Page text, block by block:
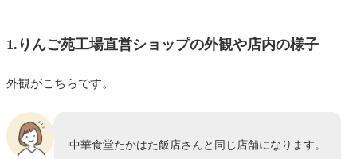
1.りんご苑工場直営ショップの外観や店内の様子
外観がこちらです。
中華食堂たかはた飯店さんと同じ店舗になります。